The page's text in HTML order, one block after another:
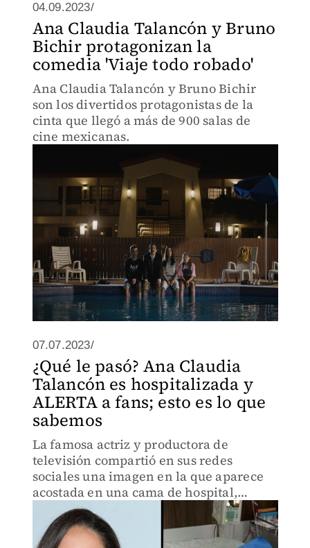
04.09.2023/
Ana Claudia Talancón y Bruno
Bichir protagonizan la
comedia 'Viaje todo robado'
Ana Claudia Talancón y Bruno Bichir
son los divertidos protagonistas de la
cinta que llegó a más de 900 salas de
cine mexicanas.
07.07.2023/
¿Qué le pasó? Ana Claudia
Talancón es hospitalizada y
ALERTA a fans; esto es lo que
sabemos
La famosa actriz y productora de
televisión compartió en sus redes
sociales una imagen en la que aparece
acostada en una cama de hospital,
situación que alarmó a sus fans.